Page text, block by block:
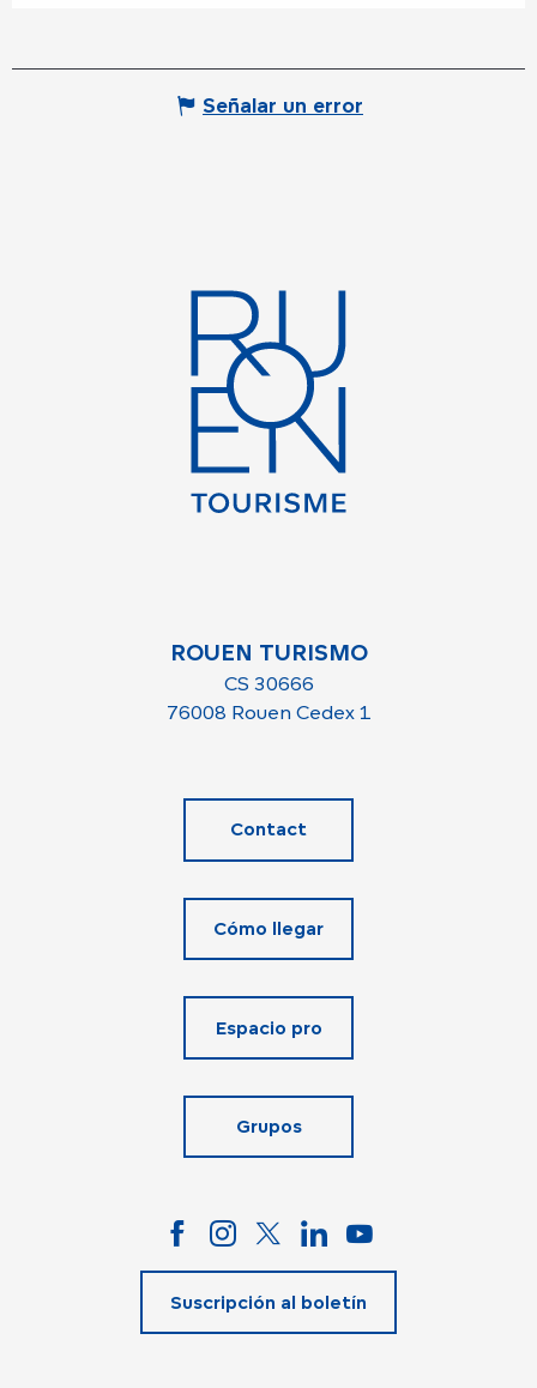
Señalar un error
ROUEN TURISMO
CS 30666
76008 Rouen Cedex 1
Contact
Cómo llegar
Espacio pro
Grupos
Suscripción al boletín